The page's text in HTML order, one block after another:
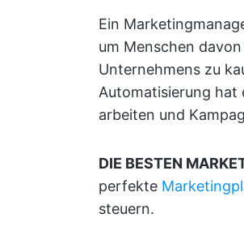
Ein
um Menschen
Unternehmens zu
Automatisierung hat
arbeiten und
DIE BESTEN
perfekte
steuern.